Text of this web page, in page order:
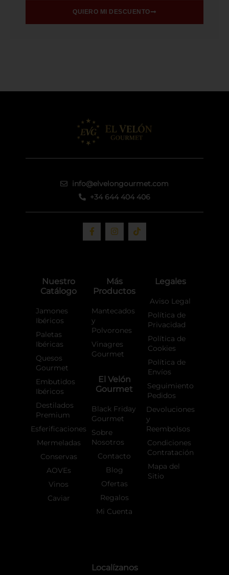
QUIERO MI DESCUENTO
info@elvelongourmet.com
+34 644 404 406
F
a
c
-
I
n
s
a
m
T
i
k
Nuestro
Catálogo
Jamones
Ibéricos
Paletas
Ibéricas
Quesos
Gourmet
Embutidos
Ibéricos
Destilados
Premium
Esferificaciones
Mermeladas
Conservas
AOVEs
Vinos
Caviar
Más
Productos
Mantecados
y
Polvorones
Vinagres
Gourmet
El Velón
Gourmet
Black Friday
Gourmet
Sobre
Nosotros
Contacto
Blog
Ofertas
Regalos
Mi Cuenta
Legales
Aviso Legal
Política de
Privacidad
Política de
Cookies
Política de
Envíos
Seguimiento
Pedidos
Devoluciones
y
Reembolsos
Condiciones
Contratación
Mapa del
Sitio
Localízanos